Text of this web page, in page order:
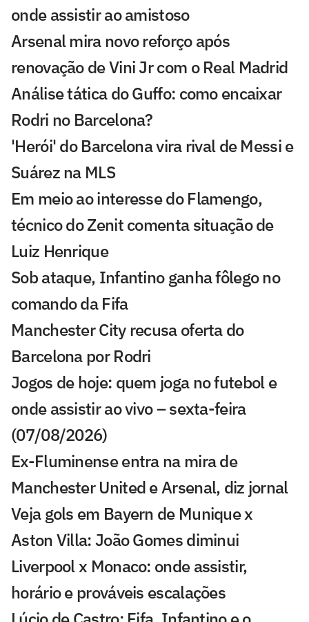
onde assistir ao amistoso
Arsenal mira novo reforço após
renovação de Vini Jr com o Real Madrid
Análise tática do Guffo: como encaixar
Rodri no Barcelona?
'Herói' do Barcelona vira rival de Messi e
Suárez na MLS
Em meio ao interesse do Flamengo,
técnico do Zenit comenta situação de
Luiz Henrique
Sob ataque, Infantino ganha fôlego no
comando da Fifa
Manchester City recusa oferta do
Barcelona por Rodri
Jogos de hoje: quem joga no futebol e
onde assistir ao vivo – sexta-feira
(07/08/2026)
Ex-Fluminense entra na mira de
Manchester United e Arsenal, diz jornal
Veja gols em Bayern de Munique x
Aston Villa: João Gomes diminui
Liverpool x Monaco: onde assistir,
horário e prováveis escalações